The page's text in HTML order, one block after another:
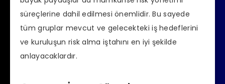
süreçlerine dahil edilmesi önemlidir. Bu sayede
tüm gruplar mevcut ve gelecekteki iş hedeflerini
ve kuruluşun risk alma iştahını en iyi şekilde
anlayacaklardır.